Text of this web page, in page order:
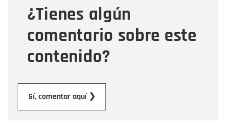
¿Tienes algún
comentario sobre este
contenido?
Sí, comentar aquí ❯
Mensaje